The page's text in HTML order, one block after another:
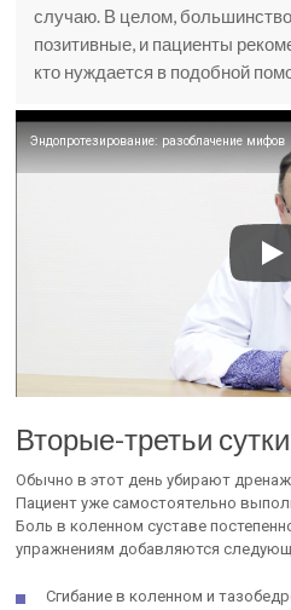
случаю. В целом,
позитивные, и пациенты
кто нуждается в подобной
Эндопротезирование: разоблачение мифов
Вторые-третьи
Обычно в этот день убирают
Пациент уже самостоятельно
Боль в коленном суставе
упражнениям добавляются
Сгибание в коленном и